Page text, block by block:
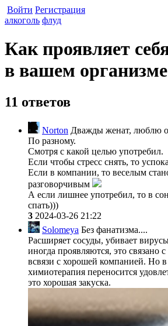
Войти Регистрация
алкоголь флуд
Как проявляет
в вашем
11 ответов
Norton Дважды женат, люблю
По разному.
Смотря с какой целью употребил.
Если чтобы стресс снять, то
Если в компании, то веселым
разговорчивым
А если лишнее употребил, то в
спать)))
3 2024-03-26 21:22
Solomeya Без фанатизма....
Расширяет сосуды, убивает
иногда проявляются, это связано
всвязи с хорошей компанией. Но
химиотерапия переносится
это хорошая закуска.